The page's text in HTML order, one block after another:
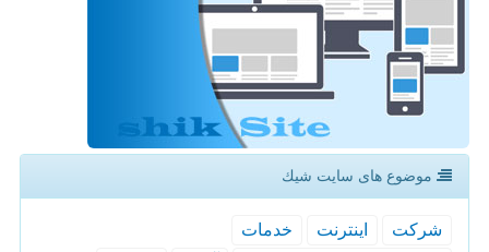
موضوع های سایت شیك
شركت اینترنت
خدمات